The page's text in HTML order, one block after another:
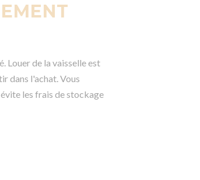
Louer de la vaisselle est
dans l'achat. Vous
les frais de stockage